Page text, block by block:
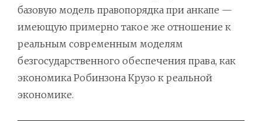
базовую модель правопорядка при анкапе —
имеющую примерно такое же отношение к
реальным современным моделям
безгосударственного обеспечения права, как
экономика Робинзона Крузо к реальной
экономике.